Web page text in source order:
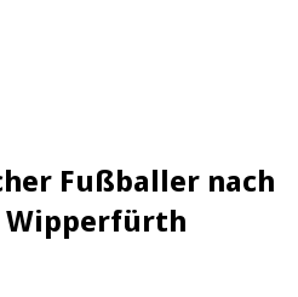
Fußballer nach
Wipperfürth